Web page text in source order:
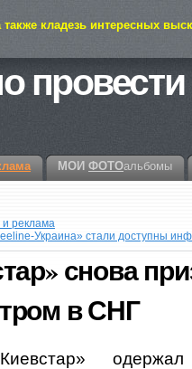
кладезь интересных
МОИ ФОТОальбомы
и реклама
Украина» стали доступны
снова
в СНГ